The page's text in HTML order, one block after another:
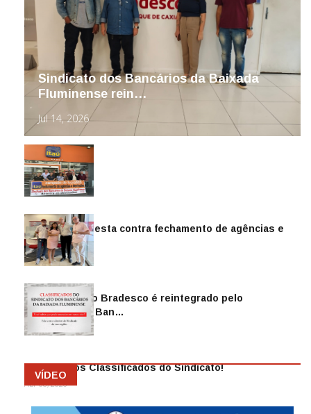
Sindicato dos Bancários da Baixada
Fluminense rein…
Jul 14, 2026
Sindicato protesta contra fechamento de agências e
as demiss…
Mai 13, 2026
Funcionário do Bradesco é reintegrado pelo
Sindicato dos Ban…
Abr 08, 2026
Anuncie nos Classificados do Sindicato!
Abr 08, 2026
VÍDEO